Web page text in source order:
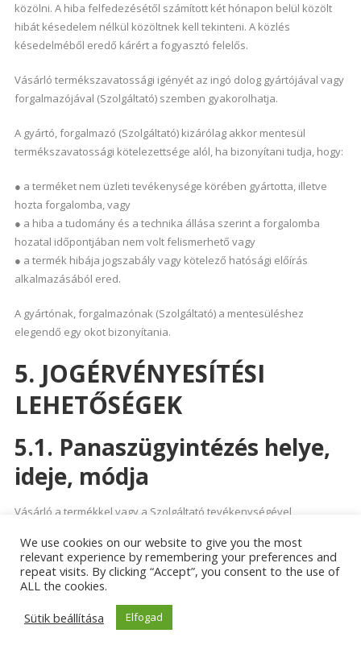
közölni. A hiba felfedezésétől számított két hónapon belül közölt
hibát késedelem nélkül közöltnek kell tekinteni. A közlés
késedelméből eredő kárért a fogyasztó felelős.
Vásárló termékszavatossági igényét az ingó dolog gyártójával vagy
forgalmazójával (Szolgáltató) szemben gyakorolhatja.
A gyártó, forgalmazó (Szolgáltató) kizárólag akkor mentesül
termékszavatossági kötelezettsége alól, ha bizonyítani tudja, hogy:
● a terméket nem üzleti tevékenysége körében gyártotta, illetve
hozta forgalomba, vagy
● a hiba a tudomány és a technika állása szerint a forgalomba
hozatal időpontjában nem volt felismerhető vagy
● a termék hibája jogszabály vagy kötelező hatósági előírás
alkalmazásából ered.
A gyártónak, forgalmazónak (Szolgáltató) a mentesüléshez
elegendő egy okot bizonyítania.
5. JOGÉRVÉNYESÍTÉSI
LEHETŐSÉGEK
5.1. Panaszügyintézés helye,
ideje, módja
Vásárló a termékkel vagy a Szolgáltató tevékenységével
elérhetőségeken keresztül teheti meg.
Szolgáltató a szóbeli panaszt, amennyiben arra lehetősége van,
azonnal orvosolja. Ha a szóbeli panasz azonnali orvoslására nincs
lehetőség, a panasz jellegéből adódóan, vagy ha a Vásárló a
We use cookies on our website to give you the most
relevant experience by remembering your preferences and
repeat visits. By clicking “Accept”, you consent to the use of
ALL the cookies.
Sütik beállítása
Elfogad